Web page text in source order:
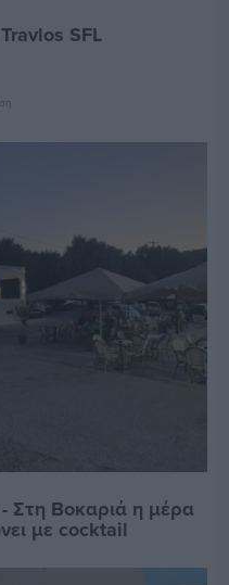
SFL
Στη Βοκαριά η μέρα
με cocktail